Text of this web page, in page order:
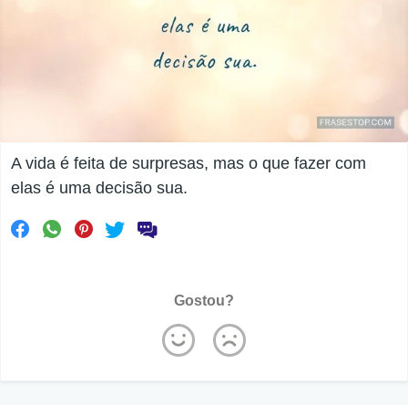
A vida é feita de surpresas, mas o que fazer com
elas é uma decisão sua.
Gostou?